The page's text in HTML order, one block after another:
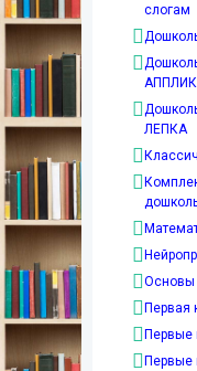
слогам
ЛЕПКА
Основы
Первая
Первые
Первые